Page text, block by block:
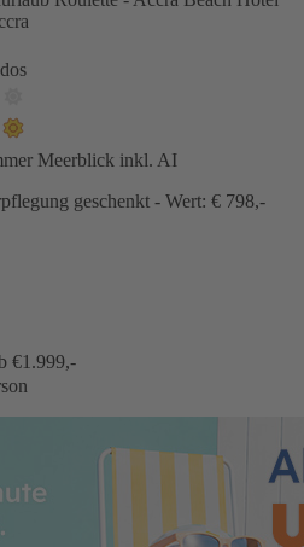
Meerblick inkl. AI
geschenkt - Wert: € 798,-
€1.999,-